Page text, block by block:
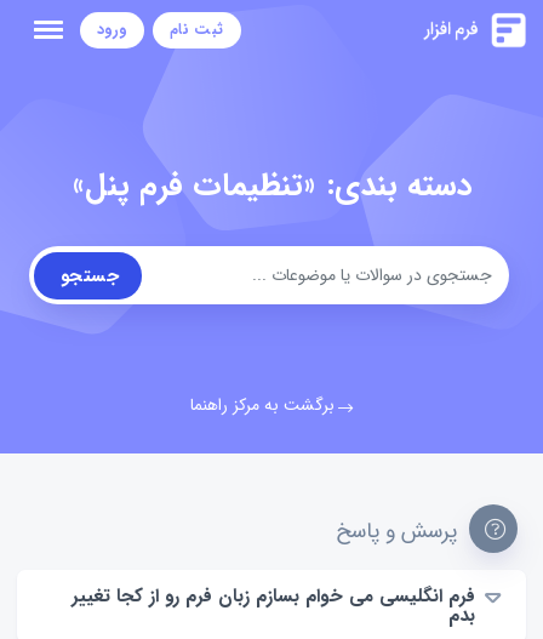
ثبت نام ورود
دسته بندی: «تنظیمات فرم پنل»
جستجو
برگشت به مرکز راهنما
پرسش و پاسخ
فرم انگلیسی می خوام بسازم زبان فرم رو از کجا تغییر
بدم